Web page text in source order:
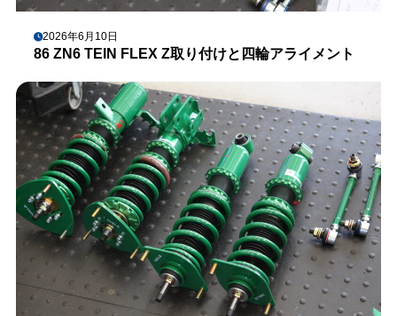
2026年6月10日
86 ZN6 TEIN FLEX Z取り付けと四輪アライメント